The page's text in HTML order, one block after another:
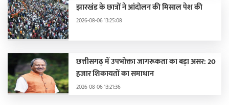
झारखंड के छात्रों ने आंदोलन की मिसाल पेश की
2026-08-06 13:25:08
छत्तीसगढ़ में उपभोक्ता जागरूकता का बड़ा असर: 20
हजार शिकायतों का समाधान
2026-08-06 13:21:36